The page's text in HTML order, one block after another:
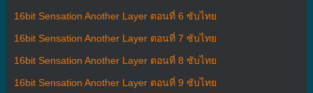
16bit Sensation Another Layer ตอนที่ 6 ซับไทย
16bit Sensation Another Layer ตอนที่ 7 ซับไทย
16bit Sensation Another Layer ตอนที่ 8 ซับไทย
16bit Sensation Another Layer ตอนที่ 9 ซับไทย